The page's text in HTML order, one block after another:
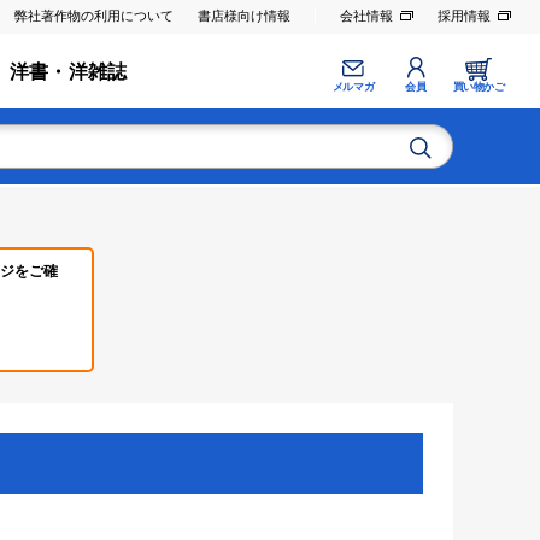
弊社著作物の利用について 書店様向け情報 会社情報 採用情報
洋書・洋雑誌
メルマガ 会員 買い物かご
をご確